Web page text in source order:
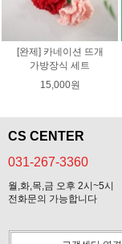
[완제] 카네이션 뜨개
가방장식 세트
15,000원
CS CENTER
031-267-3360
월,화,목,금 오후 2시~5시
전화문의 가능합니다